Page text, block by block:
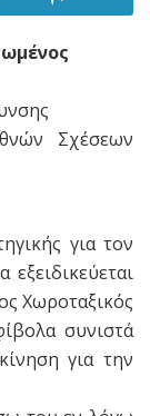
Σχέσεων
για τον
Χωροταξικός
συνιστά
για την